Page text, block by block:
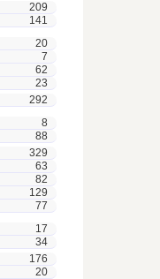
209
141
20
7
62
23
292
8
88
329
63
82
129
77
17
34
176
20